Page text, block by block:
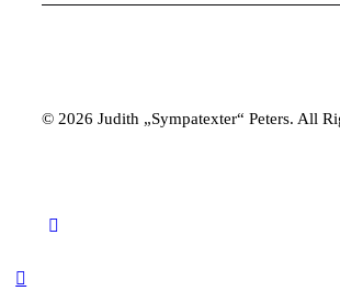
© 2026 Judith „Sympatexter“ Peters. All